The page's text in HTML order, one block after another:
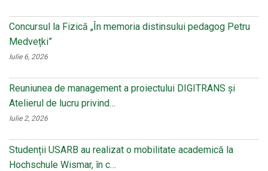
Concursul la Fizică „În memoria distinsului pedagog Petru
Medvețki”
Iulie 6, 2026
Reuniunea de management a proiectului DIGITRANS și
Atelierul de lucru privind…
Iulie 2, 2026
Studenții USARB au realizat o mobilitate academică la
Hochschule Wismar, în c…